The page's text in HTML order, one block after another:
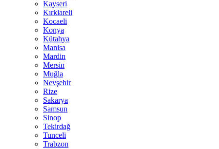
Kayseri
Kırklareli
Kocaeli
Konya
Kütahya
Manisa
Mardin
Mersin
Muğla
Nevşehir
Rize
Sakarya
Samsun
Sinop
Tekirdağ
Tunceli
Trabzon